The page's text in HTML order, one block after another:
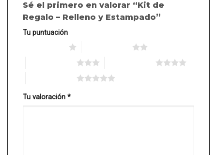
Sé el primero en valorar “Kit de
Regalo – Relleno y Estampado”
Tu puntuación
Tu valoración *